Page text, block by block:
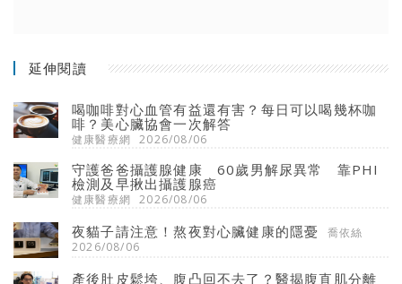
延伸閱讀
喝咖啡對心血管有益還有害？每日可以喝幾杯咖
啡？美心臟協會一次解答
健康醫療網 2026/08/06
守護爸爸攝護腺健康 60歲男解尿異常 靠PHI
檢測及早揪出攝護腺癌
健康醫療網 2026/08/06
夜貓子請注意！熬夜對心臟健康的隱憂
喬依絲
2026/08/06
產後肚皮鬆垮、腹凸回不去了？醫揭腹直肌分離